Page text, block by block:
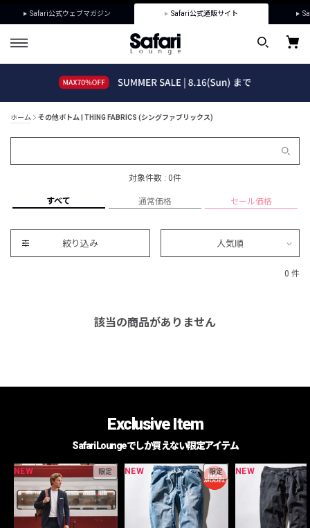
Safari公式ウェブマガジン Safari公式通販サイト
ホーム その他ボトム | THING FABRICS (シングファブリックス)
対象件数 : 0件
すべて 通常価格 セール価格
絞り込み 人気順
0 件
該当の商品がありません
Exclusive Item
Safari Loungeでしか買えない限定アイテム
NEW 限定 NEW 限定 NEW